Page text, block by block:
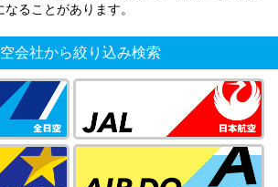
ることがあります。
会社から絞り込み検索